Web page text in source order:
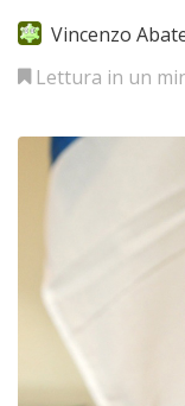
Vincenzo
Lettura in un